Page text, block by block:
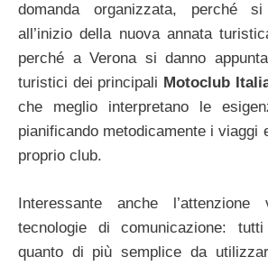
domanda organizzata, perché
all’inizio della nuova annata
perché a Verona si danno
turistici dei principali Motoclub
che meglio interpretano le
pianificando metodicamente i viaggi
proprio club.
Interessante anche
tecnologie di comunicazione:
quanto di più semplice da